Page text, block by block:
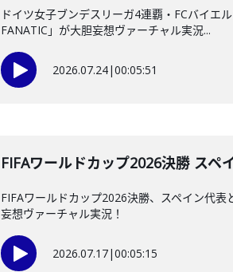
ドイツ女子ブンデスリーガ4連覇・FCバイエ
FANATIC」が大胆妄想ヴァーチャル実況...
2026.07.24|00:05:51
FIFAワールドカップ2026決勝 スペ
FIFAワールドカップ2026決勝、スペイン代
妄想ヴァーチャル実況！
2026.07.17|00:05:15